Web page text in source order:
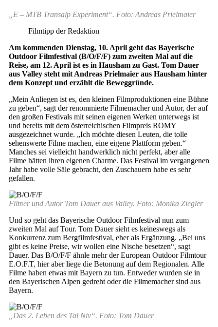
„E – MTB Transalp Experiment“. Foto: Andreas Prielmaier
Filmtipp der Redaktion
Am kommenden Dienstag, 10. April geht das Bayerische
Outdoor Filmfestival (B/O/F/F) zum zweiten Mal auf die
Reise, am 12. April ist es in Hausham zu Gast. Tom Dauer
aus Valley steht mit Andreas Prielmaier aus Hausham hinter
dem Konzept und erzählt die Beweggründe.
„Mein Anliegen ist es, den kleinen Filmproduktionen eine Bühne
zu geben“, sagt der renommierte Filmemacher und Autor, der auf
den großen Festivals mit seinen eigenen Werken unterwegs ist
und bereits mit dem österreichischen Filmpreis ROMY
ausgezeichnet wurde. „Ich möchte diesen Leuten, die tolle
sehenswerte Filme machen, eine eigene Plattform geben.“
Manches sei vielleicht handwerklich nicht perfekt, aber alle
Filme hätten ihren eigenen Charme. Das Festival im vergangenen
Jahr habe volle Säle gebracht, den Zuschauern habe es sehr
gefallen.
Filmer und Autor Tom Dauer aus Valley. Foto: Monika Ziegler
Und so geht das Bayerische Outdoor Filmfestival nun zum
zweiten Mal auf Tour. Tom Dauer sieht es keineswegs als
Konkurrenz zum Bergfilmfestival, eher als Ergänzung. „Bei uns
gibt es keine Preise, wir wollen eine Nische besetzen“, sagt
Dauer. Das B/O/F/F ähnle mehr der European Outdoor Filmtour
E.O.F.T, hier aber liege die Betonung auf dem Regionalen. Alle
Filme haben etwas mit Bayern zu tun. Entweder wurden sie in
den Bayerischen Alpen gedreht oder die Filmemacher sind aus
Bayern.
„Das 2. Leben des Tal Niv“. Foto: Tom Dauer